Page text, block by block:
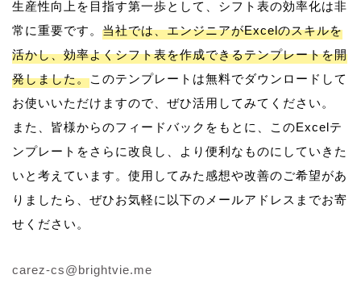
生産性向上を目指す第一歩として、シフト表の効率化は非
常に重要です。 当社では、エンジニアがExcelのスキルを
活かし、効率よくシフト表を作成できるテンプレートを開
発しました。このテンプレートは無料でダウンロードして
お使いいただけますので、ぜひ活用してみてください。
また、皆様からのフィードバックをもとに、このExcelテ
ンプレートをさらに改良し、より便利なものにしていきた
いと考えています。使用してみた感想や改善のご希望があ
りましたら、ぜひお気軽に以下のメールアドレスまでお寄
せください。
carez-cs@brightvie.me